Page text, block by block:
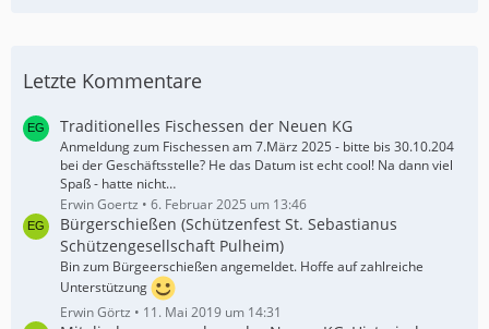
Letzte Kommentare
Traditionelles Fischessen der Neuen KG
Anmeldung zum Fischessen am 7.März 2025 - bitte bis 30.10.204
bei der Geschäftsstelle? He das Datum ist echt cool! Na dann viel
Spaß - hatte nicht…
Erwin Goertz
6. Februar 2025 um 13:46
Bürgerschießen (Schützenfest St. Sebastianus
Schützengesellschaft Pulheim)
Bin zum Bürgeerschießen angemeldet. Hoffe auf zahlreiche
Unterstützung
Erwin Görtz
11. Mai 2019 um 14:31